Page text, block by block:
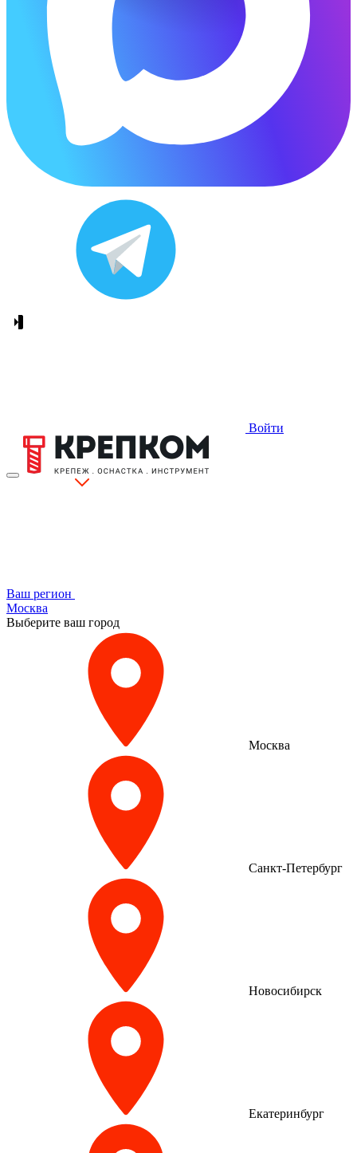
Войти
Ваш регион
Москва
Выберите ваш город
Москва
Санкт-Петербург
Новосибирск
Екатеринбург